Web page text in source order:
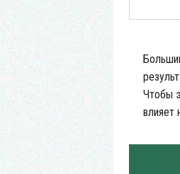
Чтобы
влияет